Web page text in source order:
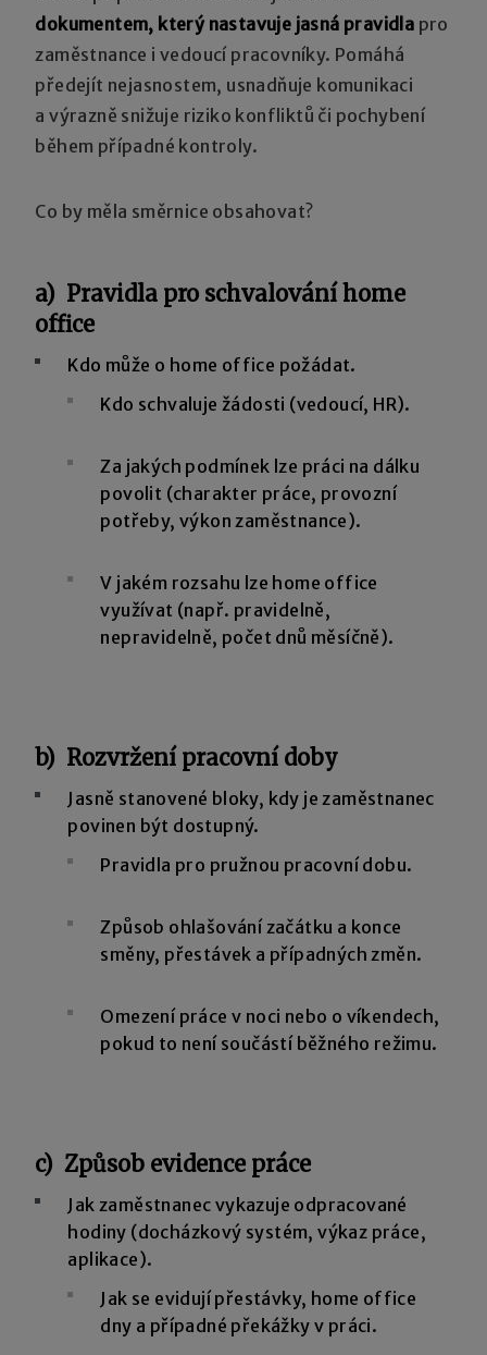
dokumentem, který nastavuje jasná pravidla pro
zaměstnance i vedoucí pracovníky. Pomáhá
předejít nejasnostem, usnadňuje komunikaci
a výrazně snižuje riziko konfliktů či pochybení
během případné kontroly.
Co by měla směrnice obsahovat?
a) Pravidla pro schvalování home
office
Kdo může o home office požádat.
Kdo schvaluje žádosti (vedoucí, HR).
Za jakých podmínek lze práci na dálku
povolit (charakter práce, provozní
potřeby, výkon zaměstnance).
V jakém rozsahu lze home office
využívat (např. pravidelně,
nepravidelně, počet dnů měsíčně).
b) Rozvržení pracovní doby
Jasně stanovené bloky, kdy je zaměstnanec
povinen být dostupný.
Pravidla pro pružnou pracovní dobu.
Způsob ohlašování začátku a konce
směny, přestávek a případných změn.
Omezení práce v noci nebo o víkendech,
pokud to není součástí běžného režimu.
c) Způsob evidence práce
Jak zaměstnanec vykazuje odpracované
hodiny (docházkový systém, výkaz práce,
aplikace).
Jak se evidují přestávky, home office
dny a případné překážky v práci.